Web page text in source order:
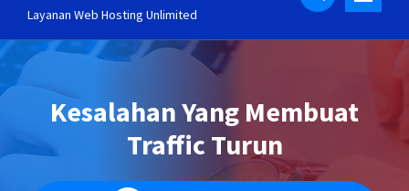
Layanan Web Hosting Unlimited
Kesalahan Yang Membuat
Traffic Turun